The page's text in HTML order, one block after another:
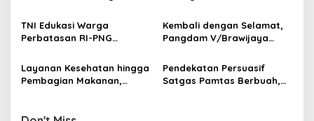
t
i
o
n
Perbatasan
TNI Edukasi Warga
Perbatasan RI-PNG
Perkuat Kesadaran Cegah
Penyakit
Kembali dengan Selamat,
Pangdam V/Brawijaya
Satgas Yonif 521/DY di
Perbatasan RI-PNG
Layanan Kesehatan hingga
Pembagian Makanan,
Warga Perbatasan Papua
Pendekatan Persuasif
Satgas Pamtas Berbuah,